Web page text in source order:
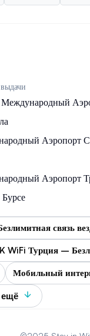
Аэропорт
Аэропорт
связь
WiFi Турция –
Мобильный
ещё